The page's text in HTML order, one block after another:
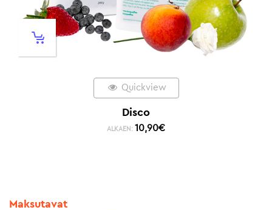
Quickview
Disco
ALKAEN: 10,90€
Maksutavat